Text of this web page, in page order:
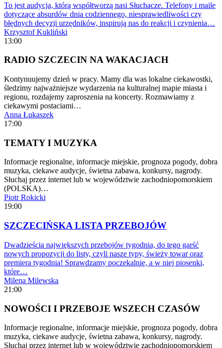
To jest audycja, którą współtworzą nasi Słuchacze. Telefony i maile
dotyczące absurdów dnia codziennego, niesprawiedliwości czy
błędnych decyzji urzędników, inspirują nas do reakcji i czynienia…
Krzysztof Kukliński
13:00
RADIO SZCZECIN NA WAKACJACH
Kontynuujemy dzień w pracy. Mamy dla was lokalne ciekawostki,
śledzimy najważniejsze wydarzenia na kulturalnej mapie miasta i
regionu, rozdajemy zaproszenia na koncerty. Rozmawiamy z
ciekawymi postaciami…
Anna Łukaszek
17:00
TEMATY I MUZYKA
Informacje regionalne, informacje miejskie, prognoza pogody, dobra
muzyka, ciekawe audycje, świetna zabawa, konkursy, nagrody.
Słuchaj przez internet lub w województwie zachodniopomorskiem
(POLSKA)…
Piotr Rokicki
19:00
SZCZECIŃSKA LISTA PRZEBOJÓW
Dwadzieścia największych przebojów tygodnia, do tego garść
nowych propozycji do listy, czyli nasze typy, świeży towar oraz
premiera tygodnia! Sprawdzamy poczekalnię, a w niej piosenki,
które…
Milena Milewska
21:00
NOWOŚCI I PRZEBOJE WSZECH CZASÓW
Informacje regionalne, informacje miejskie, prognoza pogody, dobra
muzyka, ciekawe audycje, świetna zabawa, konkursy, nagrody.
Słuchaj przez internet lub w województwie zachodniopomorskiem